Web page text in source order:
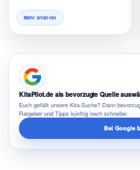
Mehr erfahren
KitaPilot.de als bevorzugte Quelle
Euch gefällt unsere Kita-Suche? Dann
Ratgeber und Tipps künftig noch schneller.
Bei Google